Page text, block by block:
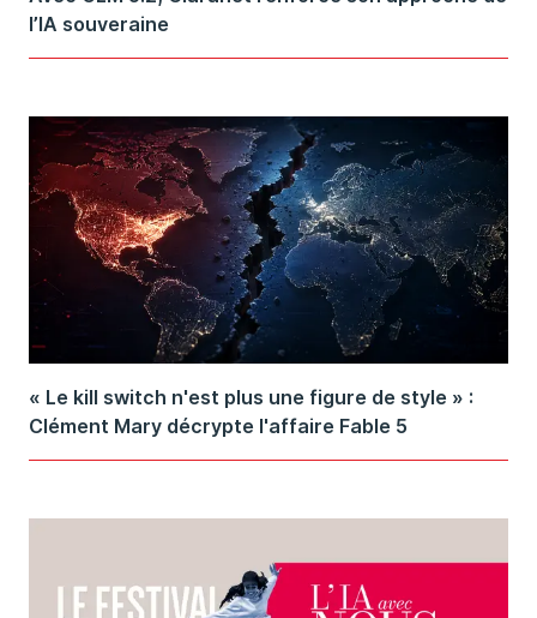
l’IA souveraine
« Le kill switch n'est plus une figure de style » :
Clément Mary décrypte l'affaire Fable 5